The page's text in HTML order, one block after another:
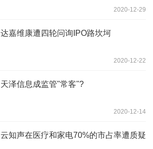
2020-12-29
达嘉维康遭四轮问询IPO路坎坷
2020-12-22
天泽信息成监管"常客"?
2020-12-14
云知声在医疗和家电70%的市占率遭质疑